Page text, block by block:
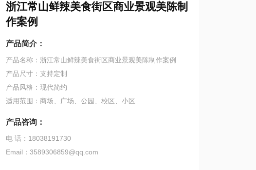
浙江常山鲜辣美食街区商业景观美陈制
作案例
产品简介：
产品名称：浙江常山鲜辣美食街区商业景观美陈制作案例
产品尺寸：支持定制
产品风格：现代简约
适用范围：商场、广场、公园、校区、小区
产品咨询：
电 话：18038191730
Email：3589306859@qq.com